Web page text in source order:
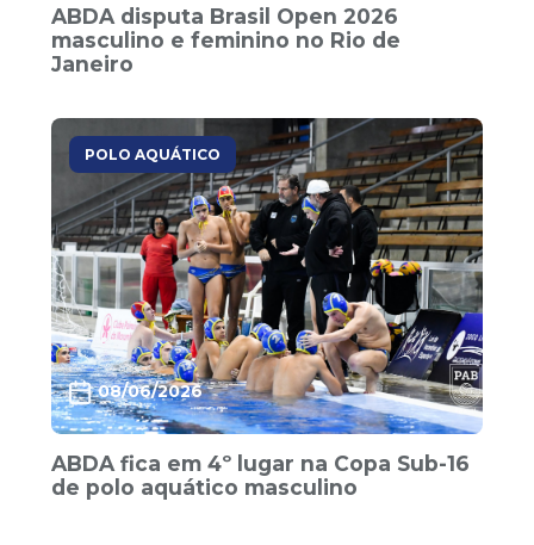
ABDA disputa Brasil Open 2026
masculino e feminino no Rio de
Janeiro
POLO AQUÁTICO
08/06/2026
ABDA fica em 4º lugar na Copa Sub-16
de polo aquático masculino